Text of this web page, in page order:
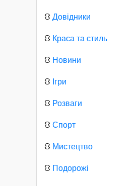
⛻ Довідники
⛻ Краса та стиль
⛻ Новини
⛻ Ігри
⛻ Розваги
⛻ Спорт
⛻ Мистецтво
⛻ Подорожі